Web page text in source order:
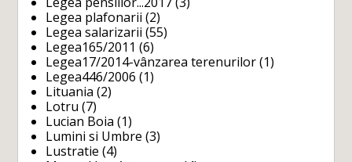
Legea plafonarii (2)
Legea salarizarii (55)
Legea165/2011 (6)
Legea17/2014-vânzarea terenurilor (1)
Legea446/2006 (1)
Lituania (2)
Lotru (7)
Lucian Boia (1)
Lumini si Umbre (3)
Lustratie (4)